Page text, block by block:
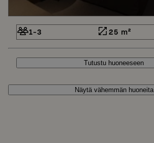
1-3 25 m²
Tutustu huoneeseen
Näytä vähemmän huoneita